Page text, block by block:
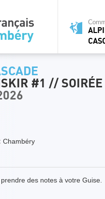
#1 //
Chambéry
des notes à votre Guise.